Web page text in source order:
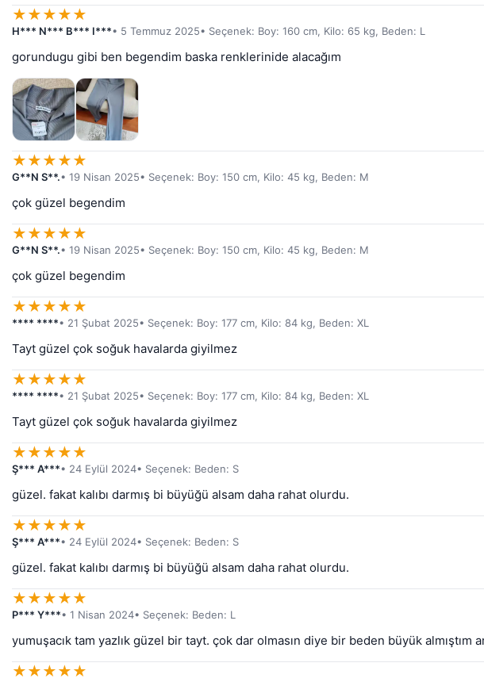
★★★★★
H*** N*** B*** I***• 5 Temmuz 2025• Seçenek: Boy: 160 cm, Kilo: 65 kg, Beden: L
gorundugu gibi ben begendim baska renklerinide alacağım
★★★★★
G**N S**.• 19 Nisan 2025• Seçenek: Boy: 150 cm, Kilo: 45 kg, Beden: M
çok güzel begendim
★★★★★
G**N S**.• 19 Nisan 2025• Seçenek: Boy: 150 cm, Kilo: 45 kg, Beden: M
çok güzel begendim
★★★★★
**** ****• 21 Şubat 2025• Seçenek: Boy: 177 cm, Kilo: 84 kg, Beden: XL
Tayt güzel çok soğuk havalarda giyilmez
★★★★★
**** ****• 21 Şubat 2025• Seçenek: Boy: 177 cm, Kilo: 84 kg, Beden: XL
Tayt güzel çok soğuk havalarda giyilmez
★★★★★
Ş*** A***• 24 Eylül 2024• Seçenek: Beden: S
güzel. fakat kalıbı darmış bi büyüğü alsam daha rahat olurdu.
★★★★★
Ş*** A***• 24 Eylül 2024• Seçenek: Beden: S
güzel. fakat kalıbı darmış bi büyüğü alsam daha rahat olurdu.
★★★★★
P*** Y***• 1 Nisan 2024• Seçenek: Beden: L
yumuşacık tam yazlık güzel bir tayt. çok dar olmasın diye bir beden büyük
★★★★★